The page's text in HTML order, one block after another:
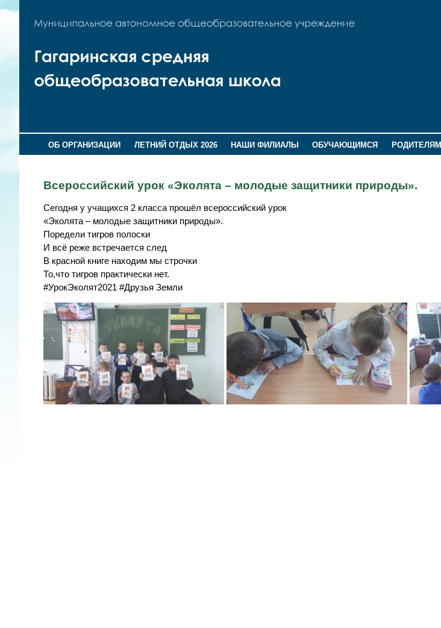
ОБ ОРГАНИЗАЦИИ ЛЕТНИЙ ОТДЫХ 2026 НАШИ ФИЛИАЛЫ ОБУЧАЮЩИМСЯ РОДИТЕЛЯМ
Всероссийский урок «Эколята – молодые защитники природы».
Сегодня у учащихся 2 класса прошёл всероссийский урок
«Эколята – молодые защитники природы».
Поредели тигров полоски
И всё реже встречается след
В красной книге находим мы строчки
То,что тигров практически нет.
#УрокЭколят2021 #Друзья Земли